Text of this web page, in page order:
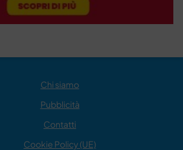
Chi siamo
Pubblicità
Contatti
Cookie Policy (UE)